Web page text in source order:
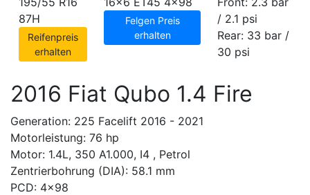
87H
Reifenpreis
erhalten
Felgen Preis
erhalten
/ 2.1 psi
Rear: 33 bar /
30 psi
2016 Fiat Qubo 1.4 Fire
Generation: 225 Facelift 2016 - 2021
Motorleistung: 76 hp
Motor: 1.4L, 350 A1.000, I4 , Petrol
Zentrierbohrung (DIA): 58.1 mm
PCD: 4x98